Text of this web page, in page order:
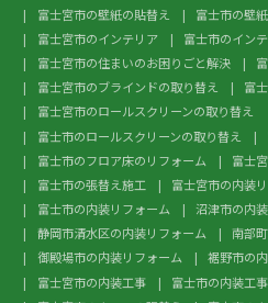
富士宮市の壁紙の貼替え
富士市の壁
富士宮市のインテリア
富士市のイン
富士宮市の住まいのお困りごと解決
富士宮市のブラインドの取り替え
富
富士宮市のロールスクリーンの取り替え
富士市のロールスクリーンの取り替え
富士市のフロア床のリフォーム
富士
富士市の張替え施工
富士宮市の内装
富士市の内装リフォーム
沼津市の内
静岡市清水区の内装リフォーム
南部
御殿場市の内装リフォーム
裾野市の
富士宮市の内装工事
富士市の内装工事